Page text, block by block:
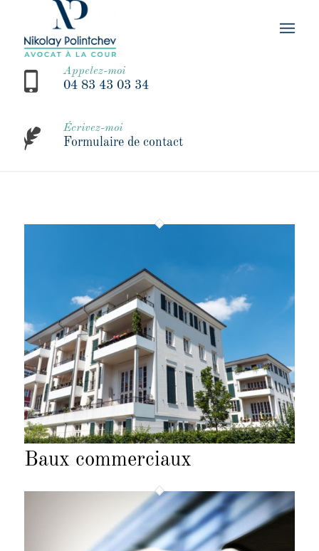
Appelez-moi
04 83 43 03 34
Écrivez-moi
Formulaire de contact
Baux commerciaux